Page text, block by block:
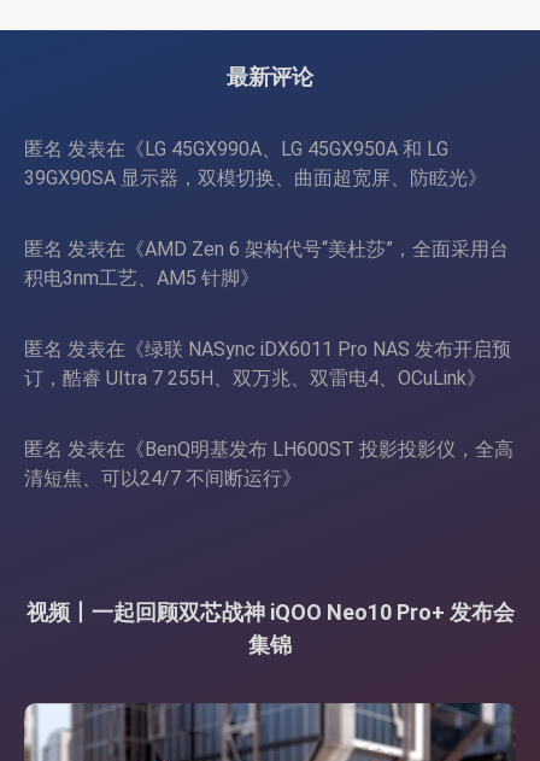
最新评论
匿名 发表在《 LG 45GX990A、LG 45GX950A 和 LG
39GX90SA 显示器，双模切换、曲面超宽屏、防眩光》
匿名 发表在《AMD Zen 6 架构代号“美杜莎”，全面采用台
积电3nm工艺、AM5 针脚》
匿名 发表在《绿联 NASync iDX6011 Pro NAS 发布开启预
订，酷睿 Ultra 7 255H、双万兆、双雷电4、OCuLink》
匿名 发表在《 BenQ明基发布 LH600ST 投影投影仪，全高
清短焦、可以24/7 不间断运行》
视频丨一起回顾双芯战神 iQOO Neo10 Pro+ 发布会
集锦
视
频